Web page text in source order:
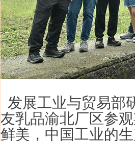
发展工业与贸易部
友乳品渝北厂区参
鲜美，中国工业的